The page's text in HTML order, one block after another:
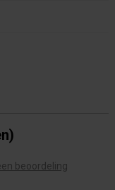
beoordeling